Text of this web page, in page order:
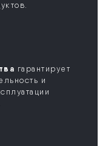
гарантирует
и